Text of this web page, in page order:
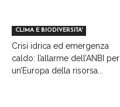
CLIMA E BIODIVERSITA'
Crisi idrica ed emergenza
caldo: l’allarme dell’ANBI per
un’Europa della risorsa...